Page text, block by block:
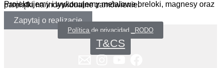
Projektujemy i wykonujemy metalowe breloki, magnesy oraz pamiątki na indywidualne zamówienie.
Zapytaj o realizację
Política de privacidad _RODO
T&CS